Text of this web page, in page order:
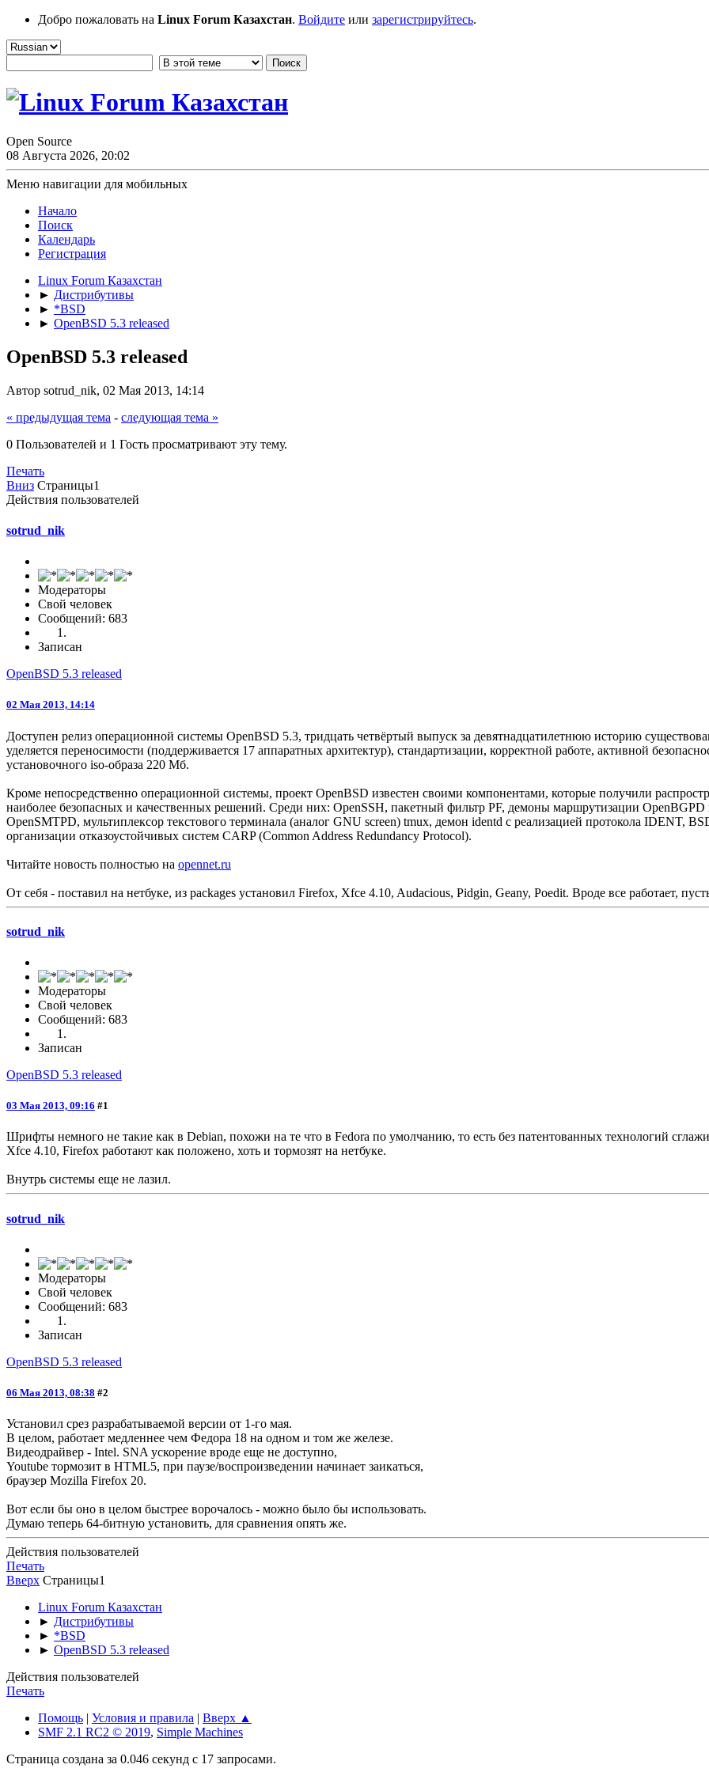
Добро пожаловать на Linux Forum Казахстан. Войдите или зарегистрируйтесь.
Open Source
08 Августа 2026, 20:02
Меню навигации для мобильных
Начало
Поиск
Календарь
Регистрация
Linux Forum Казахстан
► Дистрибутивы
► *BSD
► OpenBSD 5.3 released
OpenBSD 5.3 released
Автор sotrud_nik, 02 Мая 2013, 14:14
« предыдущая тема - следующая тема »
0 Пользователей и 1 Гость просматривают эту тему.
Печать
Вниз Страницы1
Действия пользователей
sotrud_nik
Модераторы
Свой человек
Сообщений: 683
Записан
OpenBSD 5.3 released
02 Мая 2013, 14:14
Доступен релиз операционной системы OpenBSD 5.3, тридцать четвёртый выпуск за девятнадцатилетнюю историю
уделяется переносимости (поддерживается 17 аппаратных архитектур), стандартизации, корректной работе, активной
установочного iso-образа 220 Мб.
Кроме непосредственно операционной системы, проект OpenBSD известен своими компонентами, которые получили
наиболее безопасных и качественных решений. Среди них: OpenSSH, пакетный фильтр PF, демоны маршрутизации
OpenSMTPD, мультиплексор текстового терминала (аналог GNU screen) tmux, демон identd с реализацией протокола IDENT,
организации отказоустойчивых систем CARP (Common Address Redundancy Protocol).
Читайте новость полностью на opennet.ru
От себя - поставил на нетбуке, из packages установил Firefox, Xfce 4.10, Audacious, Pidgin, Geany, Poedit. Вроде все работает,
sotrud_nik
Модераторы
Свой человек
Сообщений: 683
Записан
OpenBSD 5.3 released
03 Мая 2013, 09:16 #1
Шрифты немного не такие как в Debian, похожи на те что в Fedora по умолчанию, то есть без патентованных технологий
Xfce 4.10, Firefox работают как положено, хоть и тормозят на нетбуке.
Внутрь системы еще не лазил.
sotrud_nik
Модераторы
Свой человек
Сообщений: 683
Записан
OpenBSD 5.3 released
06 Мая 2013, 08:38 #2
Установил срез разрабатываемой версии от 1-го мая.
В целом, работает медленнее чем Федора 18 на одном и том же железе.
Видеодрайвер - Intel. SNA ускорение вроде еще не доступно,
Youtube тормозит в HTML5, при паузе/воспроизведении начинает заикаться,
браузер Mozilla Firefox 20.
Вот если бы оно в целом быстрее ворочалось - можно было бы использовать.
Думаю теперь 64-битную установить, для сравнения опять же.
Действия пользователей
Печать
Вверх Страницы1
Linux Forum Казахстан
► Дистрибутивы
► *BSD
► OpenBSD 5.3 released
Действия пользователей
Печать
Помощь | Условия и правила | Вверх ▲
SMF 2.1 RC2 © 2019, Simple Machines
Страница создана за 0.046 секунд с 17 запросами.